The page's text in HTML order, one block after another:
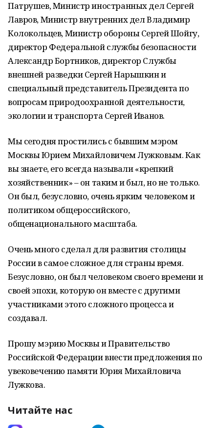
Патрушев, Министр иностранных дел Сергей
Лавров, Министр внутренних дел Владимир
Колокольцев, Министр обороны Сергей Шойгу,
директор Федеральной службы безопасности
Александр Бортников, директор Службы
внешней разведки Сергей Нарышкин и
специальный представитель Президента по
вопросам природоохранной деятельности,
экологии и транспорта Сергей Иванов.
Мы сегодня простились с бывшим мэром
Москвы Юрием Михайловичем Лужковым. Как
вы знаете, его всегда называли «крепкий
хозяйственник» – он таким и был, но не только.
Он был, безусловно, очень ярким человеком и
политиком общероссийского,
общенационального масштаба.
Очень много сделал для развития столицы
России в самое сложное для страны время.
Безусловно, он был человеком своего времени и
своей эпохи, которую он вместе с другими
участниками этого сложного процесса и
создавал.
Прошу мэрию Москвы и Правительство
Российской Федерации внести предложения по
увековечению памяти Юрия Михайловича
Лужкова.
Читайте нас